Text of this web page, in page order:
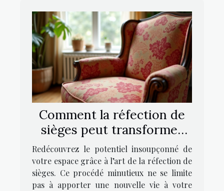
Comment la réfection de
sièges peut transformer
votre intérieur ?
Redécouvrez le potentiel insoupçonné de
votre espace grâce à l’art de la réfection de
sièges. Ce procédé minutieux ne se limite
pas à apporter une nouvelle vie à votre